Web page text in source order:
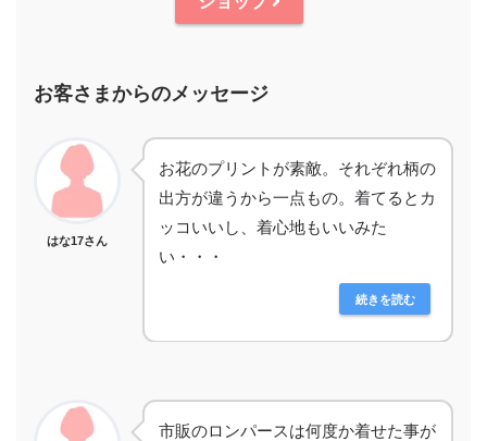
お客さまからのメッセージ
はな17さん
お花のプリントが素敵。それぞれ柄の
出方が違うから一点もの。着てるとカ
ッコいいし、着心地もいいみた
い・・・
続きを読む
市販のロンパースは何度か着せた事が